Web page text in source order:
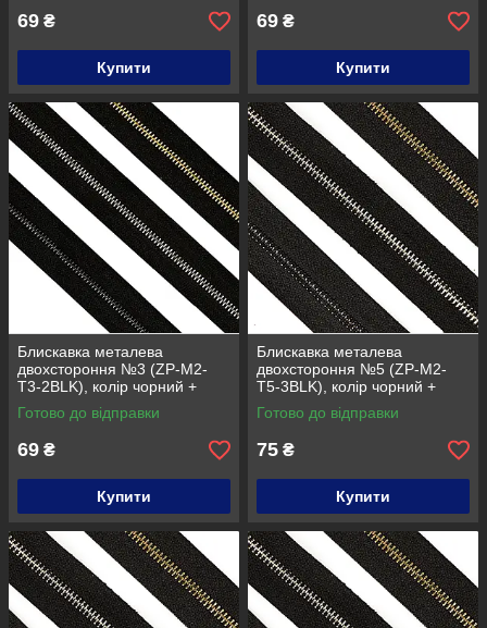
69 ₴
Купити
69 ₴
Купити
Блискавка металева
двохстороння №3 (ZP-M2-
T3-2BLK), колір чорний +
чорний нікель
Готово до відправки
69 ₴
Купити
Блискавка металева
двохстороння №5 (ZP-M2-
T5-3BLK), колір чорний +
золото
Готово до відправки
75 ₴
Купити